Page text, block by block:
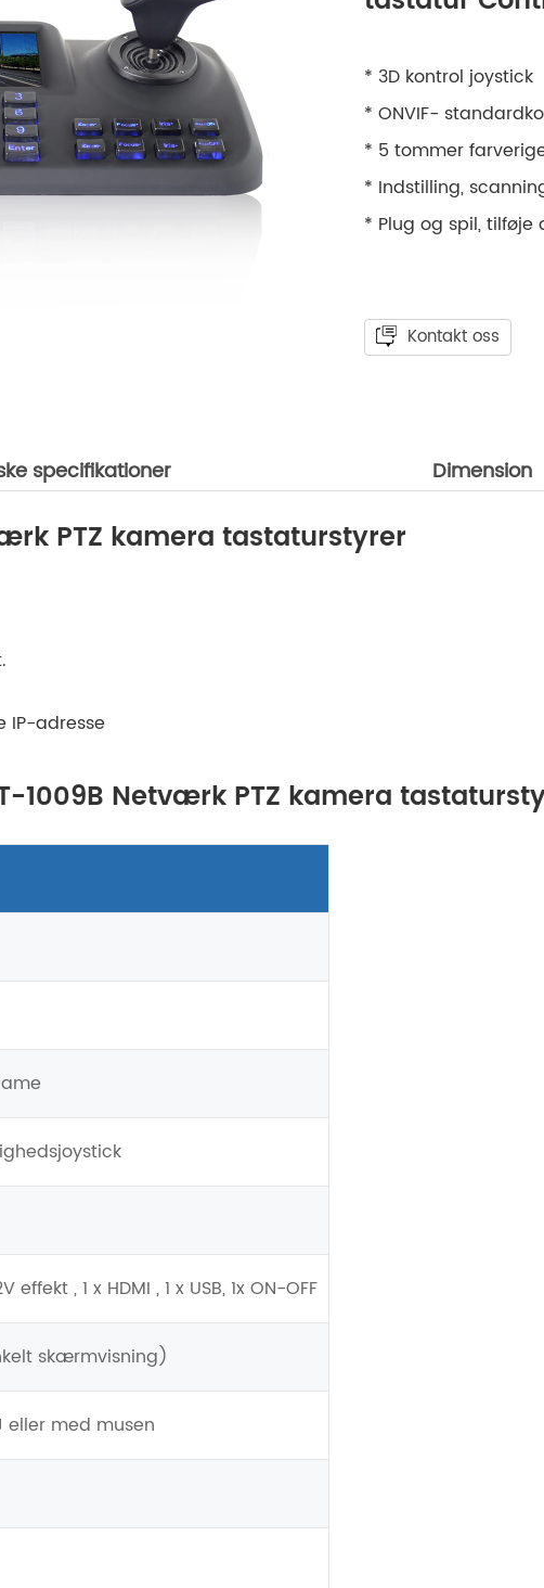
* 3D kontrol joystick
* ONVIF-
* 5 tommer
* Indstilling,
* Plug og spil,
Kontakt oss
specifikationer Dimension
PTZ kamera tastaturstyrer
IP-adresse
1009B Netværk PTZ kamera
effekt , 1 x HDMI , 1 x USB, 1x ON-OFF
skærmvisning)
eller med musen